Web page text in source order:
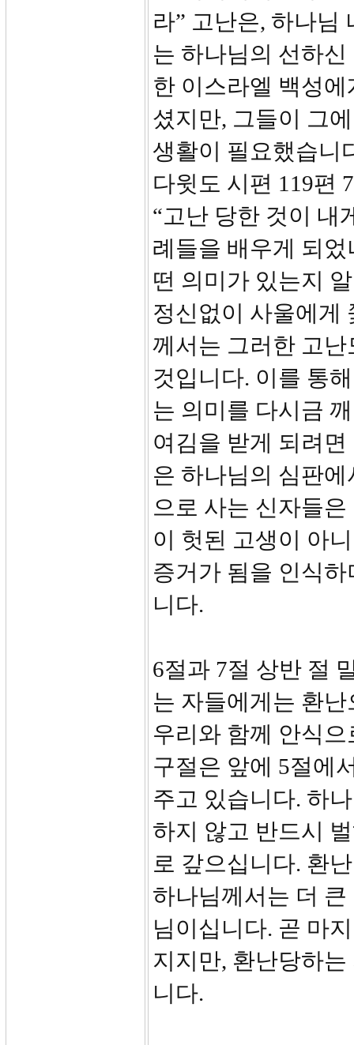
라” 고난은, 하나님
는 하나님의 선하
한 이스라엘 백성
셨지만, 그들이 그
생활이 필요했습니
다윗도 시편 119편
“고난 당한 것이 내
례들을 배우게 되
떤 의미가 있는지
정신없이 사울에게
께서는 그러한 고
것입니다. 이를 통
는 의미를 다시금
여김을 받게 되려
은 하나님의 심판
으로 사는 신자들
이 헛된 고생이 아
증거가 됨을 인식
니다.
6절과 7절 상반 절
는 자들에게는 환
우리와 함께 안식
구절은 앞에 5절에
주고 있습니다. 하
하지 않고 반드시
로 갚으십니다. 환
하나님께서는 더
님이십니다. 곧 마
지지만, 환난당하
니다.